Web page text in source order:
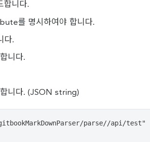
합니다.
를 명시하여야 합니다.
다.
니다.
니다. (JSON string)
parse//api/test"